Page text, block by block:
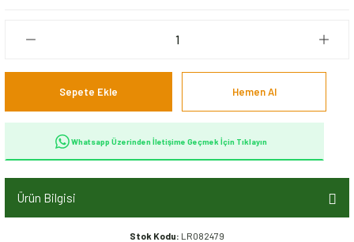
Sepete Ekle Hemen Al
Whatsapp Üzerinden İletişime Geçmek İçin Tıklayın
Ürün Bilgisi
Stok Kodu: LR082479